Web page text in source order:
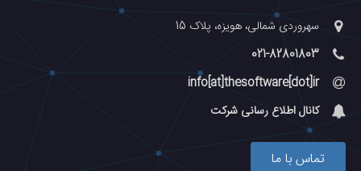
سهروردی شمالی، هویزه، پلاک 15
021-82801803
info[at]thesoftware[dot]ir
کانال اطلاع رسانی شرکت
تماس با ما